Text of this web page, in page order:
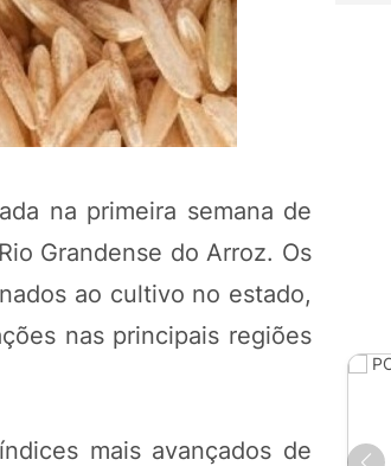
na primeira semana de
Grandense do Arroz. Os
ao cultivo no estado,
nas principais regiões
mais avançados de